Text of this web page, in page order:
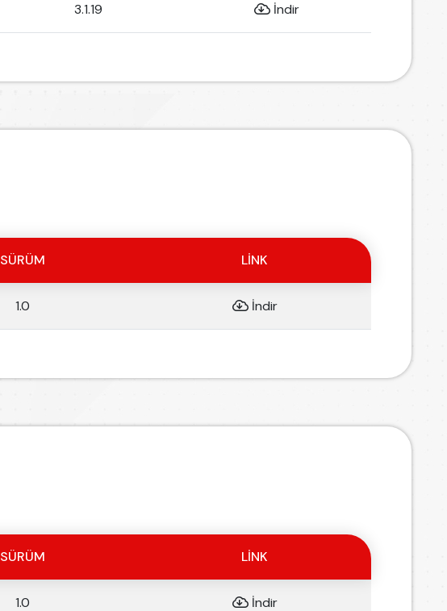
3.1.19 İndir
SÜRÜM LINK
1.0 İndir
SÜRÜM LINK
1.0 İndir